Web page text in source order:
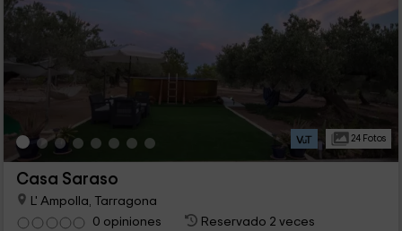
24 Fotos
Casa Saraso
L' Ampolla, Tarragona
0 opiniones
Reservado 2 veces